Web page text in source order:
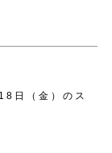
日（金）のス